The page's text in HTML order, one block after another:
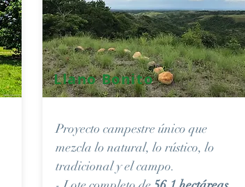
Llano Bonito
Proyecto campestre único que
mezcla lo natural, lo rústico, lo
tradicional y el campo.